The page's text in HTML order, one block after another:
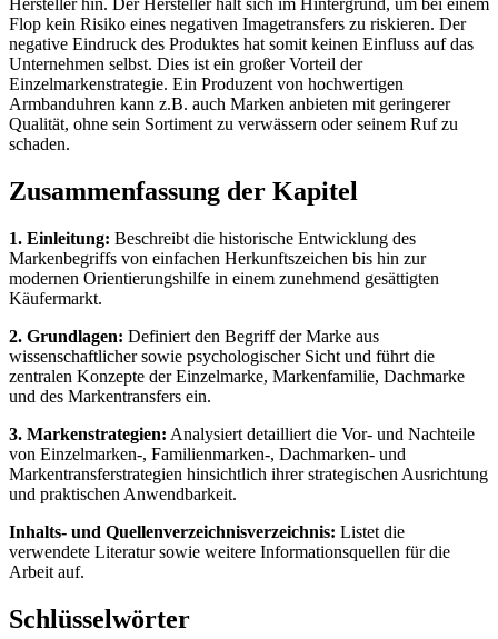
Hersteller hin. Der Hersteller hält sich im Hintergrund, um bei einem
Flop kein Risiko eines negativen Imagetransfers zu riskieren. Der
negative Eindruck des Produktes hat somit keinen Einfluss auf das
Unternehmen selbst. Dies ist ein großer Vorteil der
Einzelmarkenstrategie. Ein Produzent von hochwertigen
Armbanduhren kann z.B. auch Marken anbieten mit geringerer
Qualität, ohne sein Sortiment zu verwässern oder seinem Ruf zu
schaden.
Zusammenfassung der Kapitel
1. Einleitung: Beschreibt die historische Entwicklung des
Markenbegriffs von einfachen Herkunftszeichen bis hin zur
modernen Orientierungshilfe in einem zunehmend gesättigten
Käufermarkt.
2. Grundlagen: Definiert den Begriff der Marke aus
wissenschaftlicher sowie psychologischer Sicht und führt die
zentralen Konzepte der Einzelmarke, Markenfamilie, Dachmarke
und des Markentransfers ein.
3. Markenstrategien: Analysiert detailliert die Vor- und Nachteile
von Einzelmarken-, Familienmarken-, Dachmarken- und
Markentransferstrategien hinsichtlich ihrer strategischen Ausrichtung
und praktischen Anwendbarkeit.
Inhalts- und Quellenverzeichnisverzeichnis: Listet die
verwendete Literatur sowie weitere Informationsquellen für die
Arbeit auf.
Schlüsselwörter